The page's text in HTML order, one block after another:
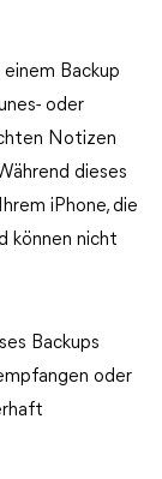
Backup
oder
Notizen
dieses
iPhone, die
können nicht
Backups
oder